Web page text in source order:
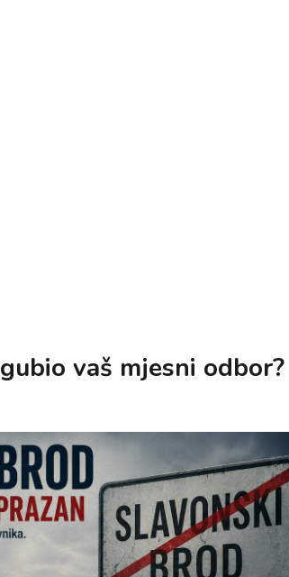
vaš mjesni odbor?